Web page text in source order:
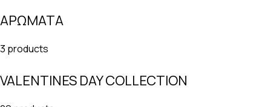
ΑΡΩΜΑΤΑ
3 products
VALENTINES DAY COLLECTION